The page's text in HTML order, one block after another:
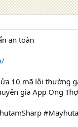
an toàn
10 mã lỗi thường
gia App Ong